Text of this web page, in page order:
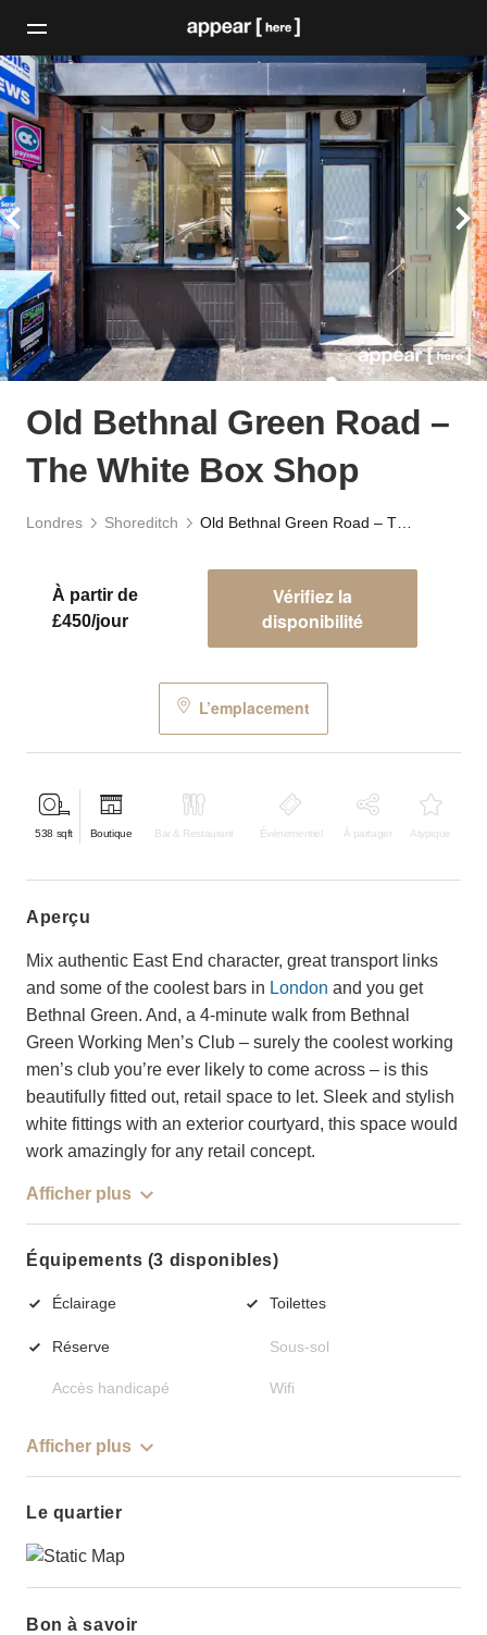
Old Bethnal Green Road –
The White Box Shop
Londres Shoreditch
À partir de
£450/jour
Vérifiez la
disponibilité
L’emplacement
538 sqft Boutique Bar & Restaurant Événementiel À partager Atypique
aperçu
Mix authentic East End character, great transport links
and some of the coolest bars in London and you get
Bethnal Green. And, a 4-minute walk from Bethnal
Green Working Men’s Club – surely the coolest working
men’s club you’re ever likely to come across – is this
beautifully fitted out, retail space to let. Sleek and stylish
white fittings with an exterior courtyard, this space would
work amazingly for any retail concept.
Afficher plus
Équipements (3 disponibles)
Éclairage Toilettes
Réserve Sous-sol
Accès handicapé Wifi
Afficher plus
Le quartier
Bon à savoir